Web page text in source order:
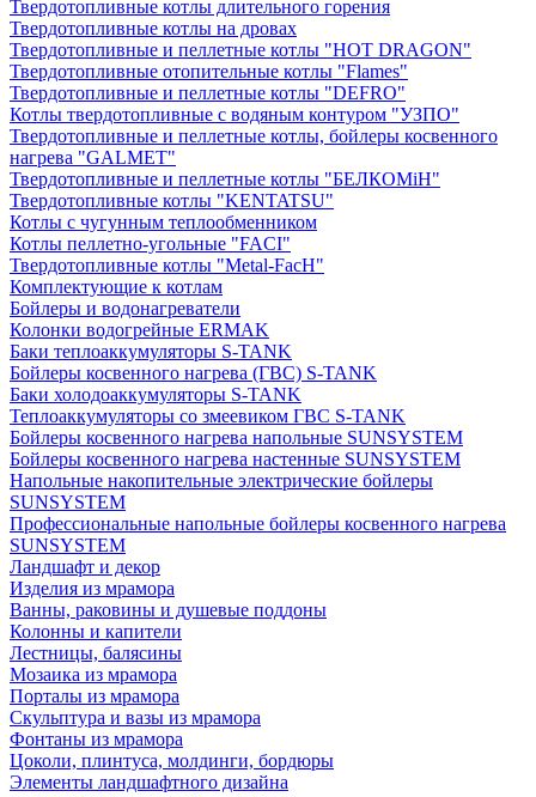
Твердотопливные котлы длительного горения
Твердотопливные котлы на дровах
Твердотопливные и пеллетные котлы "HOT DRAGON"
Твердотопливные отопительные котлы "Flames"
Твердотопливные и пеллетные котлы "DEFRO"
Котлы твердотопливные с водяным контуром "УЗПО"
Твердотопливные и пеллетные котлы, бойлеры косвенного
нагрева "GALMET"
Твердотопливные и пеллетные котлы "БЕЛКОМiН"
Твердотопливные котлы "KENTATSU"
Котлы с чугунным теплообменником
Котлы пеллетно-угольные "FACI"
Твердотопливные котлы "Metal-FacH"
Комплектующие к котлам
Бойлеры и водонагреватели
Колонки водогрейные ERMAK
Баки теплоаккумуляторы S-TANK
Бойлеры косвенного нагрева (ГВС) S-TANK
Баки холодоаккумуляторы S-TANK
Теплоаккумуляторы со змеевиком ГВС S-TANK
Бойлеры косвенного нагрева напольные SUNSYSTEM
Бойлеры косвенного нагрева настенные SUNSYSTEM
Напольные накопительные электрические бойлеры
SUNSYSTEM
Профессиональные напольные бойлеры косвенного нагрева
SUNSYSTEM
Ландшафт и декор
Изделия из мрамора
Ванны, раковины и душевые поддоны
Колонны и капители
Лестницы, балясины
Мозаика из мрамора
Порталы из мрамора
Скульптура и вазы из мрамора
Фонтаны из мрамора
Цоколи, плинтуса, молдинги, бордюры
Элементы ландшафтного дизайна